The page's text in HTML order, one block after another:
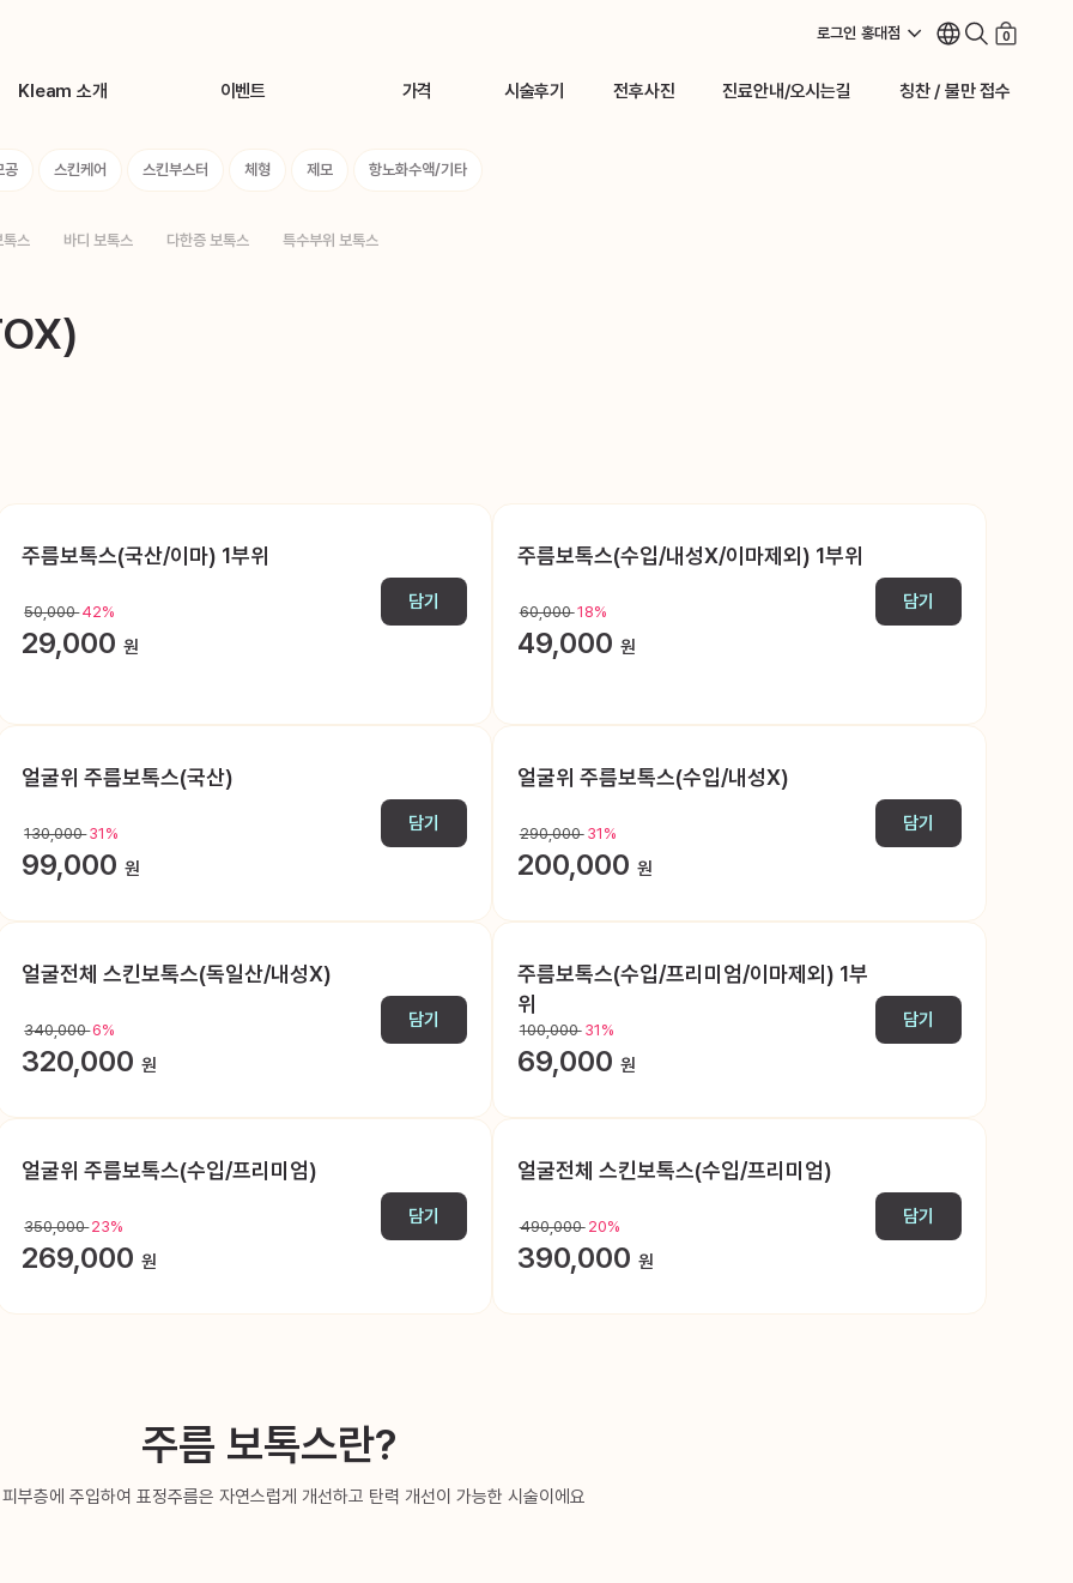
로그인 홍대점 0
Kleam 소개
의료진 소개
Kleam 둘러보기
이벤트
🎁클림 시그니처 이벤트🎁
클림 특허 지방분해주사
가격
지방분해주사
항노화수액/기타
시술후기 전후사진 진료안내/오시는길 칭찬 / 불만 접수
공
스킨케어 스킨부스터 체형 제모 항노화수액/기타
톡스 바디 보톡스 다한증 보톡스 특수부위 보톡스
주름보톡스(국산/이마) 1부위
50,00042%
29,000원
담기
주름보톡스(수입/내성X/이마제외) 1부위
60,00018%
49,000 원
담기
얼굴위 주름보톡스(국산)
130,00031%
99,000원
담기
얼굴위 주름보톡스(수입/내성X)
290,000 31%
200,000 원
담기
얼굴전체 스킨보톡스(독일산/내성X)
340,0006%
320,000원
담기
주름보톡스(수입/프리미엄/이마제외) 1부
위
100,000 31%
69,000 원
담기
얼굴위 주름보톡스(수입/프리미엄)
350,00023%
269,000원
담기
얼굴전체 스킨보톡스(수입/프리미엄)
490,000 20%
390,000 원
담기
주름 보톡스란?
부층에 주입하여 표정주름은 자연스럽게 개선하고 탄력 개선이 가능한 시술이에요